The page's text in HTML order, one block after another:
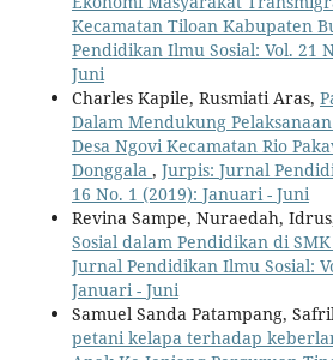
Kecamatan Tiloan Kabupaten
Pendidikan Ilmu Sosial: Vol. 21
Juni
Charles Kapile, Rusmiati Aras,
Dalam Mendukung
Desa Ngovi Kecamatan Rio
Donggala , Jurpis: Jurnal
16 No. 1 (2019): Januari - Juni
Revina Sampe, Nuraedah,
Sosial dalam Pendidikan di SMK
Jurnal Pendidikan Ilmu Sosial:
Januari - Juni
Samuel Sanda Patampang,
petani kelapa terhadap